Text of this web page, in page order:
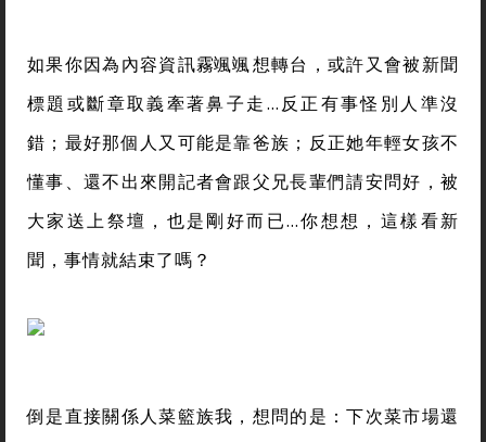
如果你因為內容資訊霧颯颯想轉台，或許又會被新聞
標題或斷章取義牽著鼻子走…反正有事怪別人準沒
錯；最好那個人又可能是靠爸族；反正她年輕女孩不
懂事、還不出來開記者會跟父兄長輩們請安問好，被
大家送上祭壇，也是剛好而已…你想想，這樣看新
聞，事情就結束了嗎？
倒是直接關係人菜籃族我，想問的是：下次菜市場還